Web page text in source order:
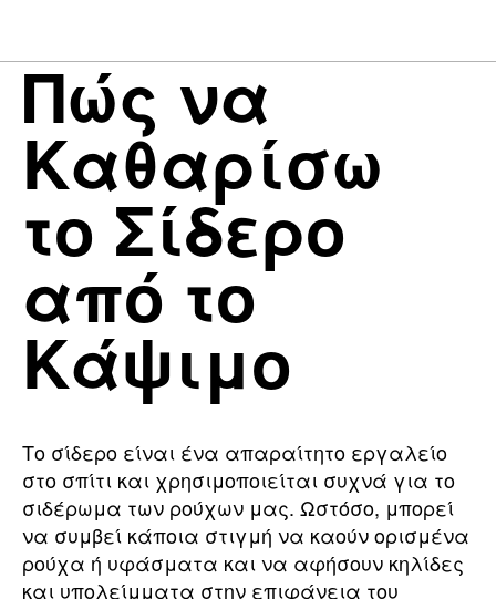
Πώς να
Καθαρίσω
το Σίδερο
από το
Κάψιμο
Το σίδερο είναι ένα απαραίτητο εργαλείο
στο σπίτι και χρησιμοποιείται συχνά για το
σιδέρωμα των ρούχων μας. Ωστόσο, μπορεί
να συμβεί κάποια στιγμή να καούν ορισμένα
ρούχα ή υφάσματα και να αφήσουν κηλίδες
και υπολείμματα στην επιφάνεια του